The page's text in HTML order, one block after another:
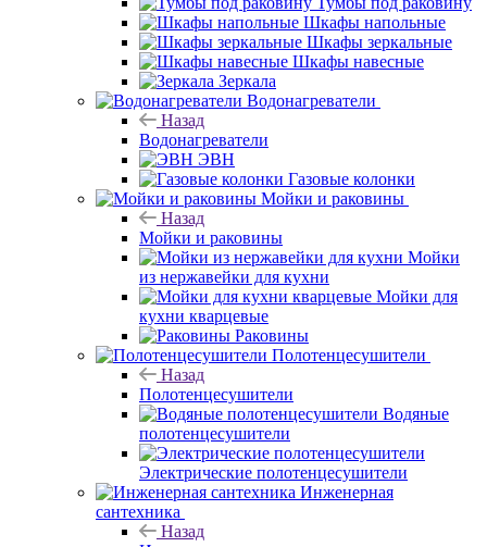
Шкафы напольные
Шкафы зеркальные
Шкафы навесные
Зеркала
Водонагреватели
Назад
Водонагреватели
ЭВН
Газовые колонки
Мойки и раковины
Назад
Мойки и раковины
Мойки
из нержавейки для кухни
Мойки для
кухни кварцевые
Раковины
Полотенцесушители
Назад
Полотенцесушители
Водяные
полотенцесушители
Электрические полотенцесушители
Инженерная
сантехника
Назад